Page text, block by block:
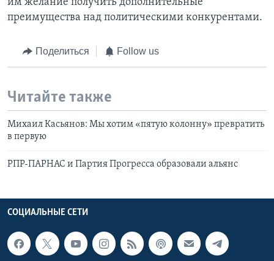
им желание получить дополнительные
преимущества над политическими конкурентами.
Поделиться Follow us
Читайте также
Михаил Касьянов: Мы хотим «пятую колонну» превратить
в первую
РПР-ПАРНАС и Партия Прогресса образовали альянс
СОЦИАЛЬНЫЕ СЕТИ